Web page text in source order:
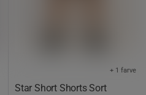
Star Short Shorts Sort
+ 1 farve